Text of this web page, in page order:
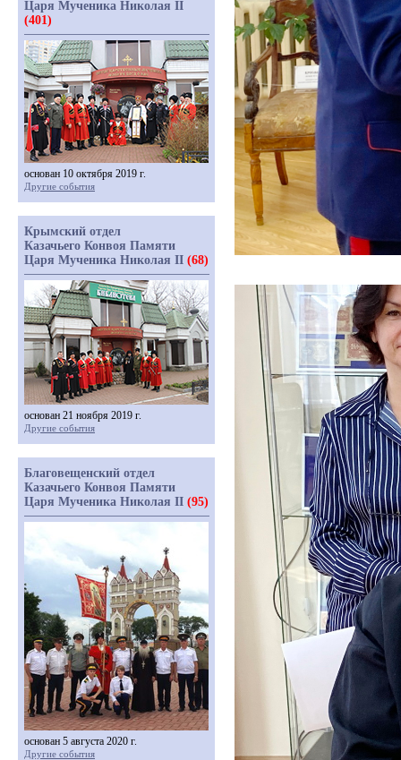
Царя Мученика Николая II
(401)
основан 10 октября 2019 г.
Другие события
Крымский отдел
Казачьего Конвоя Памяти
Царя Мученика Николая II (68)
основан 21 ноября 2019 г.
Другие события
Благовещенский отдел
Казачьего Конвоя Памяти
Царя Мученика Николая II (95)
основан 5 августа 2020 г.
Другие события